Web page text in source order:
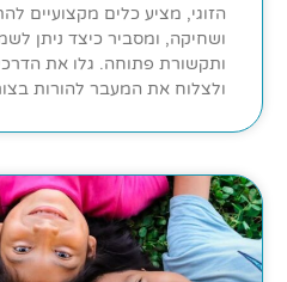
הזוגי, מציע כלים מקצועיים
ושחיקה, ומסביר כיצד ניתן
ותקשורת פתוחה. גלו את
ולצלוח את המעבר להורות